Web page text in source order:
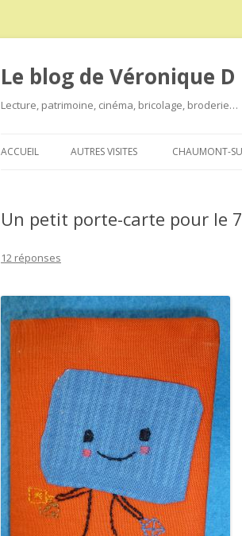
Le blog de Véronique D
Lecture, patrimoine, cinéma, bricolage, broderie…
ACCUEIL AUTRES VISITES CHAUMONT-
Un petit porte-carte pour le
12 réponses